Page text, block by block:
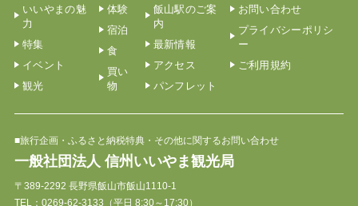
いいやまの魅
力
特集
イベント
観光
体験
宿泊
食
買い
物
飯山駅のご案
内
最新情報
アクセス
パンフレット
お問い合わせ
プライバシーポリシ
ー
ご利用規約
■旅行企画・ふるさと納税特典・その他に関するお問い合わせ
一般社団法人 信州いいやま観光局
〒389-2292 長野県飯山市飯山1110-1
TEL： 0269-62-3133 （平日 8:30～17:30）